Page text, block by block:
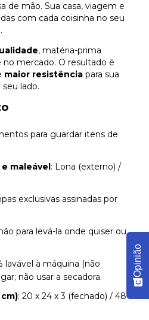
de mão. Sua casa, viagem e
com cada coisinha no seu
, matéria-prima
mercado. O resultado é
maior resistência para sua
lado.
para guardar itens de
maleável : Lona (externo) /
exclusivas assinadas por
para levá-la onde quiser ou
lavável à máquina (não
não usar a secadora.
: 20 x 24 x 3 (fechado) / 48 x
Opinião